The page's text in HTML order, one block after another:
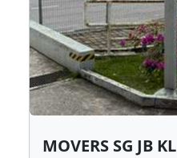
MOVERS SG JB KL